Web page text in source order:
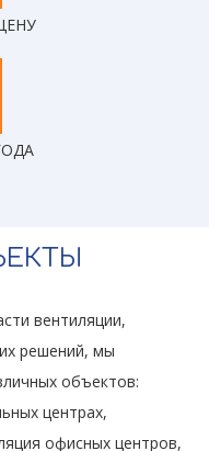
вентиляции,
решений, мы
объектов:
центрах,
офисных центров,